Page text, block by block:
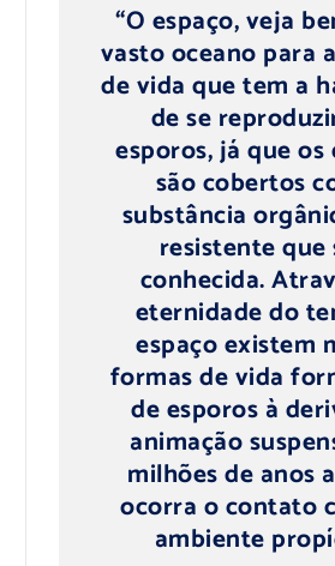
“O espaço, veja
vasto oceano para
de vida que tem a
de se
esporos, já que os
são cobertos
substância
resistente que
conhecida.
eternidade do
espaço existem
formas de vida
de esporos à
animação
milhões de anos
ocorra o contato
ambiente